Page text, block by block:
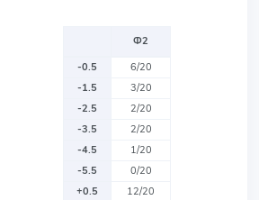
Ф2
-0.5
6/20
-1.5
3/20
-2.5
2/20
-3.5
2/20
-4.5
1/20
-5.5
0/20
+0.5
12/20